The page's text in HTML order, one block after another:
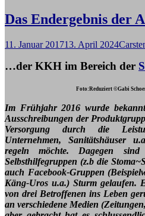
Das Endergebnis der
11. Januar 201713. April 2024
…der KKH im Bereich der
Foto:Reduziert ©Gabi
Im Frühjahr 2016 wurde
Ausschreibungen der
Versorgung durch die
Unternehmen, Sanitätshäuser
regeln möchte. Dagegen sind
Selbsthilfegruppen (z.b die
auch Facebook-Gruppen
Käng-Uros u.a.) Sturm gelaufen.
von drei Betroffenen ins Leben
an verschiedene Medien